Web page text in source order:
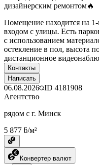
дизайнерским ремонтом🔥
Помещение находится на
входом с улицы. Есть
с использованием
остекление в пол, высота
дистанционное
Контакты
Написать
06.08.2026 ID 4181908
Агентство
рядом с г. Минск
5 877 ƃ/м²
Конвертер валют